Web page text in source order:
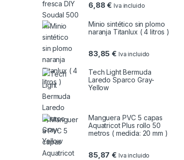
6,88€ Iva incluido
Minio sintético sin plomo
naranja Titanlux ( 4 litros )
83,85€ Iva incluido
Tech Light Bermuda
Laredo Sparco Gray-
Yellow
Manguera PVC 5 capas
Aquatricot Plus rollo 50
metros ( medida: 20 mm )
85,87€ Iva incluido